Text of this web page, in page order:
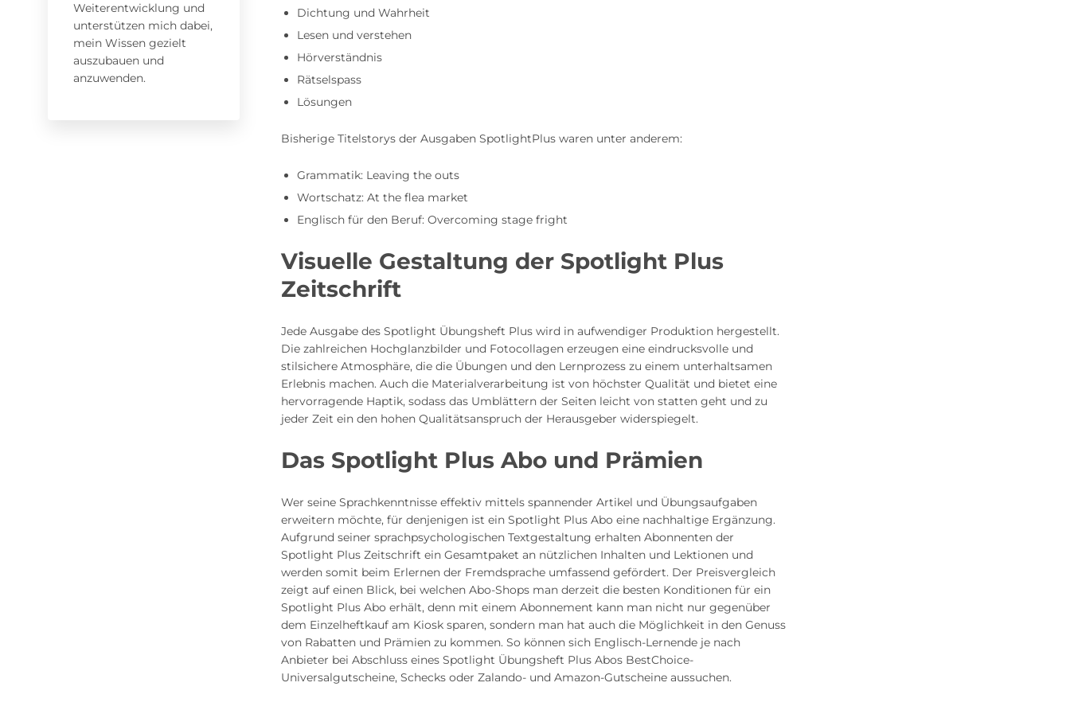
Weiterentwicklung und
unterstützen mich dabei,
mein Wissen gezielt
auszubauen und
anzuwenden.
Dichtung und Wahrheit
Lesen und verstehen
Hörverständnis
Rätselspass
Lösungen
Bisherige Titelstorys der Ausgaben SpotlightPlus waren unter anderem:
Grammatik: Leaving the outs
Wortschatz: At the flea market
Englisch für den Beruf: Overcoming stage fright
Visuelle Gestaltung der Spotlight Plus
Zeitschrift
Jede Ausgabe des Spotlight Übungsheft Plus wird in aufwendiger Produktion hergestellt.
Die zahlreichen Hochglanzbilder und Fotocollagen erzeugen eine eindrucksvolle und
stilsichere Atmosphäre, die die Übungen und den Lernprozess zu einem unterhaltsamen
Erlebnis machen. Auch die Materialverarbeitung ist von höchster Qualität und bietet eine
hervorragende Haptik, sodass das Umblättern der Seiten leicht von statten geht und zu
jeder Zeit ein den hohen Qualitätsanspruch der Herausgeber widerspiegelt.
Das Spotlight Plus Abo und Prämien
Wer seine Sprachkenntnisse effektiv mittels spannender Artikel und Übungsaufgaben
erweitern möchte, für denjenigen ist ein Spotlight Plus Abo eine nachhaltige Ergänzung.
Aufgrund seiner sprachpsychologischen Textgestaltung erhalten Abonnenten der
Spotlight Plus Zeitschrift ein Gesamtpaket an nützlichen Inhalten und Lektionen und
werden somit beim Erlernen der Fremdsprache umfassend gefördert. Der Preisvergleich
zeigt auf einen Blick, bei welchen Abo-Shops man derzeit die besten Konditionen für ein
Spotlight Plus Abo erhält, denn mit einem Abonnement kann man nicht nur gegenüber
dem Einzelheftkauf am Kiosk sparen, sondern man hat auch die Möglichkeit in den Genuss
von Rabatten und Prämien zu kommen. So können sich Englisch-Lernende je nach
Anbieter bei Abschluss eines Spotlight Übungsheft Plus Abos BestChoice-
Universalgutscheine, Schecks oder Zalando- und Amazon-Gutscheine aussuchen.